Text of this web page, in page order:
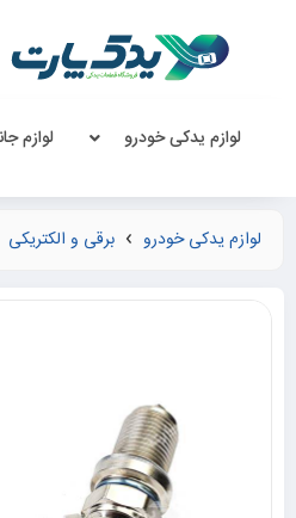
لوازم یدکی خودرو لوازم
لوازم یدکی خودرو برقی و الکتریکی